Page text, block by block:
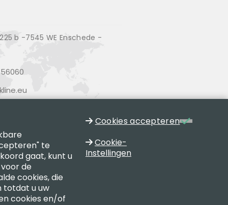
b -7545 WE Enschede -
te
gaat, kunt u
de
cookies, die
totdat u uw
cookies en/of
Cookies accepteren
Cookie-
Instellingen